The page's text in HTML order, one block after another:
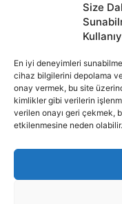
Size
En iyi deneyimleri
cihaz bilgilerini depolama
onay vermek, bu site
kimlikler gibi verilerin
verilen onayı geri çekmek,
etkilenmesine neden olabilir.
İnternet portalımızda
içeriğin hakları
basılı ya da
e-Mail